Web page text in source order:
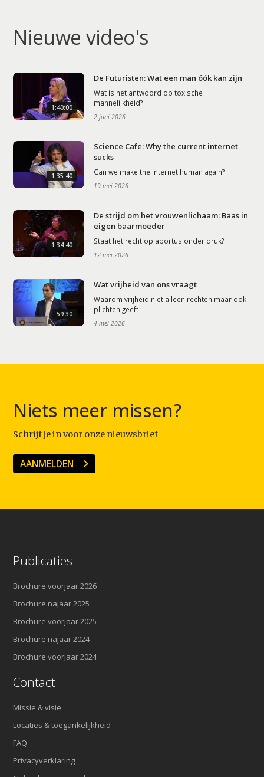
Nieuwe video's
1:40:00
De Futuristen: Wat een man óók kan zijn
Wat is het antwoord op toxische
mannelijkheid?
2 juni 2026
1:35:40
Science Cafe: Why the current internet
sucks
Can we make the internet human again?
19 mei 2026
1:34:40
De strijd om het vrouwenlichaam: Baas in
eigen baarmoeder
Staat het recht op abortus onder druk?
12 mei 2026
59:30
Wat vrijheid van ons vraagt
Waarom vrijheid niet alleen rechten maar ook
plichten geeft
4 mei 2026
Niets meer missen?
Schrijf je in voor onze nieuwsbrief
AANMELDEN
Publicaties
Brochure voorjaar 2026
Brochure najaar 2025
Brochure voorjaar 2025
Brochure najaar 2024
Brochure voorjaar 2024
Contact
Missie & visie
Locaties & toegankelijkheid
FAQ
Privacyverklaring